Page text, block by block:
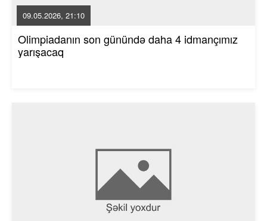
09.05.2026, 21:10
Olimpiadanın son günündə daha 4 idmançımız
yarışacaq